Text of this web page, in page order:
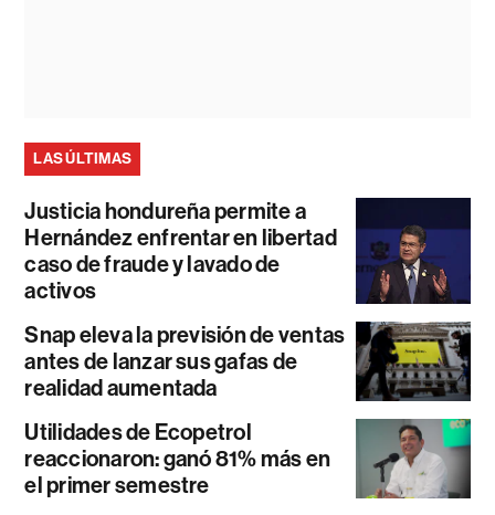
LAS ÚLTIMAS
Justicia hondureña permite a
Hernández enfrentar en libertad
caso de fraude y lavado de
activos
Snap eleva la previsión de ventas
antes de lanzar sus gafas de
realidad aumentada
Utilidades de Ecopetrol
reaccionaron: ganó 81% más en
el primer semestre